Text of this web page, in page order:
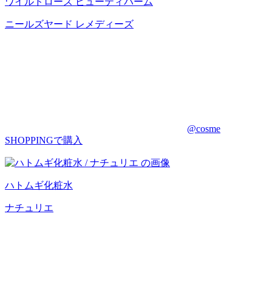
ニールズヤード レメディーズ
@cosme
SHOPPINGで購入
ハトムギ化粧水
ナチュリエ